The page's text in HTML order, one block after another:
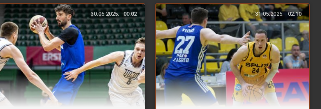
30.05.2025. 00:02 31.05.2025. 02:10